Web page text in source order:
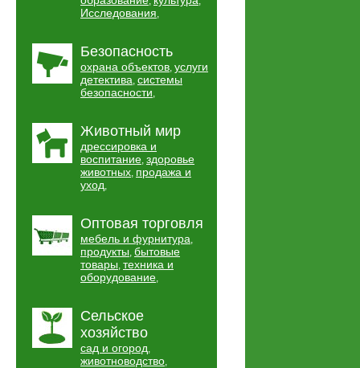
Исследования,
Безопасность
охрана объектов, услуги
детектива, системы
безопасности,
Животный мир
дрессировка и
воспитание, здоровье
животных, продажа и
уход,
Оптовая торговля
мебель и фурнитура,
продукты, бытовые
товары, техника и
оборудование,
Сельское
хозяйство
сад и огород,
животноводство,